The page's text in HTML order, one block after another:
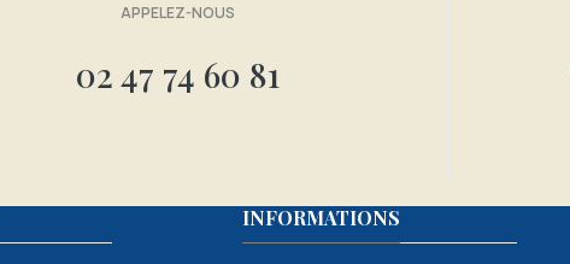
APPELEZ-NOUS
02 47 74 60 81
INFORMATIONS